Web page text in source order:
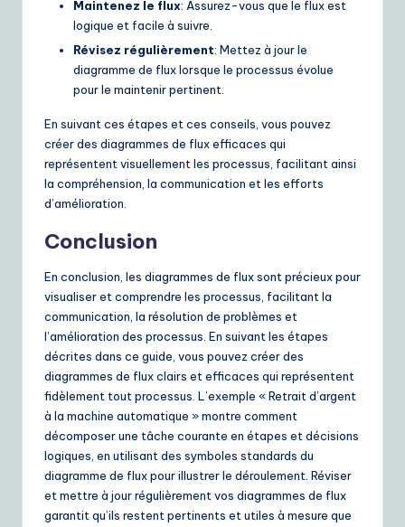
Maintenez le flux: Assurez-vous que le flux est
logique et facile à suivre.
Révisez régulièrement: Mettez à jour le
diagramme de flux lorsque le processus évolue
pour le maintenir pertinent.
En suivant ces étapes et ces conseils, vous pouvez
créer des diagrammes de flux efficaces qui
représentent visuellement les processus, facilitant ainsi
la compréhension, la communication et les efforts
d’amélioration.
Conclusion
En conclusion, les diagrammes de flux sont précieux pour
visualiser et comprendre les processus, facilitant la
communication, la résolution de problèmes et
l’amélioration des processus. En suivant les étapes
décrites dans ce guide, vous pouvez créer des
diagrammes de flux clairs et efficaces qui représentent
fidèlement tout processus. L’exemple « Retrait d’argent
à la machine automatique » montre comment
décomposer une tâche courante en étapes et décisions
logiques, en utilisant des symboles standards du
diagramme de flux pour illustrer le déroulement. Réviser
et mettre à jour régulièrement vos diagrammes de flux
garantit qu’ils restent pertinents et utiles à mesure que